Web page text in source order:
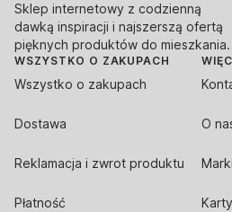
Sklep internetowy z codzienną
dawką inspiracji i najszerszą ofertą
pięknych produktów do mieszkania.
WSZYSTKO O ZAKUPACH
Wszystko o zakupach
Dostawa
Reklamacja i zwrot produktu
Płatność
O